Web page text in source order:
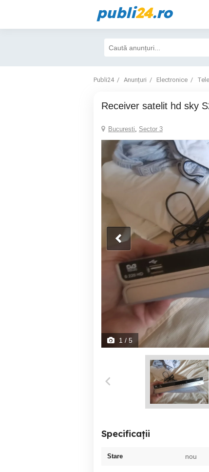
publi24.ro
Publi24 Anunțuri Electronice
Receiver satelit hd sky
Bucuresti, Sector 3
1 / 5
Specificații
Stare nou